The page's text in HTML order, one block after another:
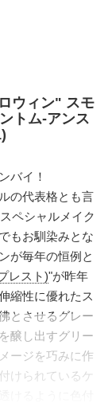
ウィン" スモ
トム-アンス
バイ！
の代表格とも言
ペシャルメイク
もお馴染みとな
が毎年の恒例と
レスト)"が昨年
縮性に優れたス
とさせるグレー
醸し出すグリー
ージを巧みに作
けられているケ